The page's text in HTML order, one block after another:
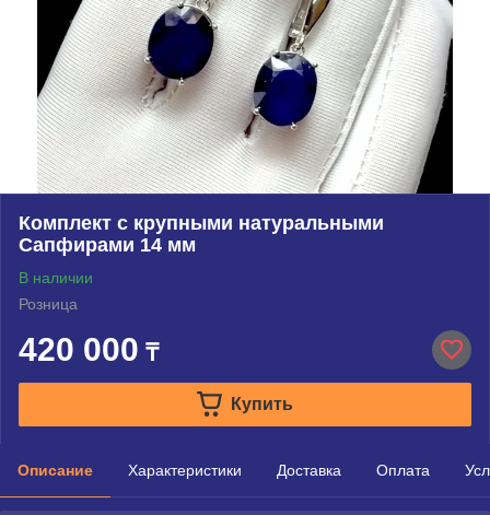
Комплект с крупными натуральными
Сапфирами 14 мм
В наличии
Розница
420 000 ₸
Купить
Описание Характеристики Доставка Оплата